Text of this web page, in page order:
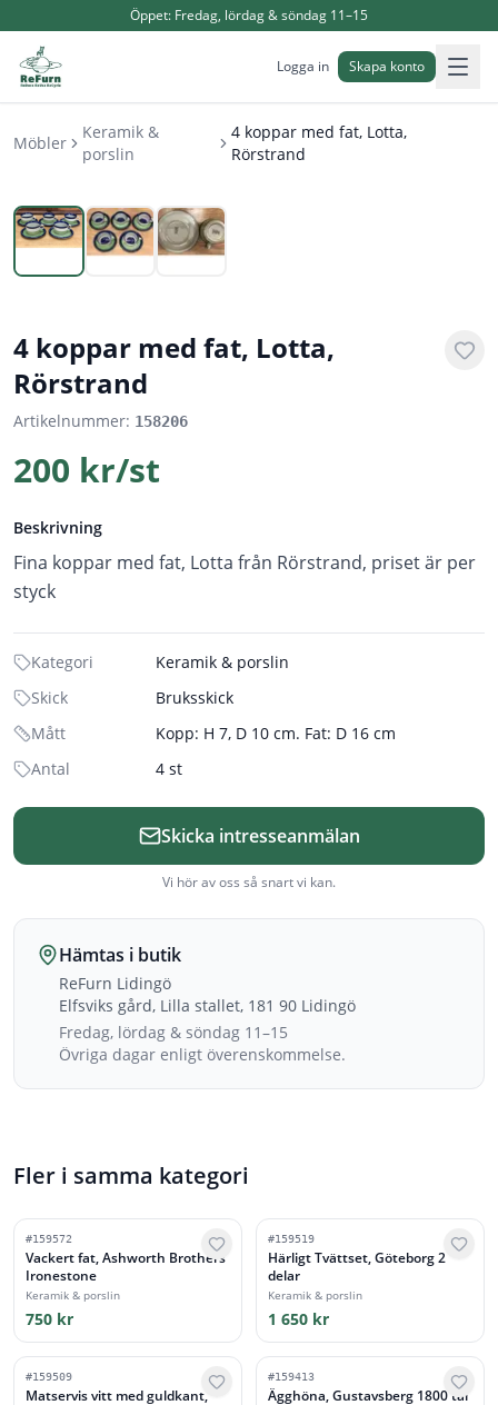
Öppet: Fredag, lördag & söndag 11–15
Logga in Skapa konto
Möbler
Keramik &
porslin
4 koppar med fat, Lotta,
Rörstrand
4 koppar med fat, Lotta,
Rörstrand
Artikelnummer: 158206
200 kr/st
Beskrivning
Fina koppar med fat, Lotta från Rörstrand, priset är per
styck
Kategori
Keramik & porslin
Skick
Bruksskick
Mått
Kopp: H 7, D 10 cm. Fat: D 16 cm
Antal
4 st
Skicka intresseanmälan
Vi hör av oss så snart vi kan.
Hämtas i butik
ReFurn Lidingö
Elfsviks gård, Lilla stallet, 181 90 Lidingö
Fredag, lördag & söndag 11–15
Övriga dagar enligt överenskommelse.
Fler i samma kategori
#159572
Vackert fat, Ashworth Brothers
Ironestone
Keramik & porslin
750 kr
#159519
Härligt Tvättset, Göteborg 2
delar
Keramik & porslin
1 650 kr
#159509
Matservis vitt med guldkant,
#159413
Ägghöna, Gustavsberg 1800 tal